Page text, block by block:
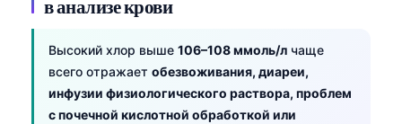
в анализе крови
Высокий хлор выше 106–108 ммоль/л чаще
всего отражает обезвоживания, диареи,
инфузии физиологического раствора, проблем
с почечной кислотной обработкой или